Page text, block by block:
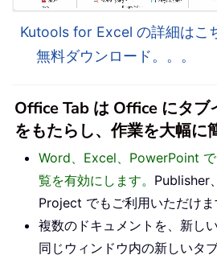
Kutools for Excel の詳細はこ
無料ダウンロード。。。
Office Tab は Office にタブ
をもたらし、作業を大幅に
Word、Excel、PowerPoint
覧を有効にします。 Publisher
Project でもご利用いただけま
複数のドキュメントを、新し
同じウィンドウ内の新しいタ